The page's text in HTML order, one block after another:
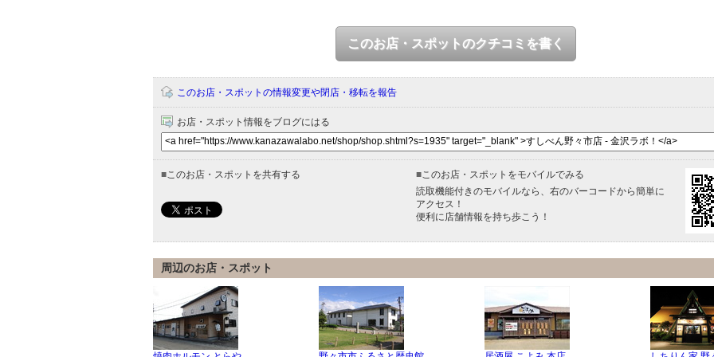
このお店・スポットのクチコミを書く
このお店・スポットの情報変更や閉店・移転を報告
お店・スポット情報をブログにはる
■ このお店・スポットを共有する ■ このお店・スポットをモバイルでみる
読取機能付きのモバイルなら、右のバーコードから簡単に
アクセス！
便利に店舗情報を持ち歩こう！
周辺のお店・スポット